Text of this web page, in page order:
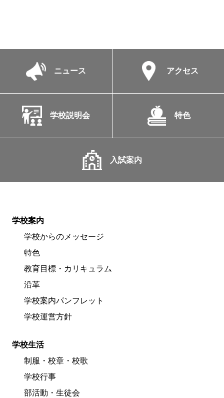
ニュース アクセス
学校説明会 特色
入試案内
学校案内
学校からのメッセージ
特色
教育目標・カリキュラム
沿革
学校案内パンフレット
学校運営方針
学校生活
制服・校章・校歌
学校行事
部活動・生徒会